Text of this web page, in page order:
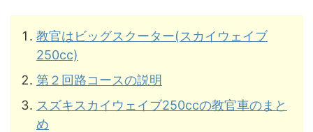
教官はビッグスクーター(スカイウェイブ
250cc)
第２回路コースの説明
スズキスカイウェイブ250ccの教官車のまと
め